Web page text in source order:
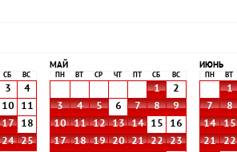
СБ ВС
3
4
10
11
17
18
24
25
МАЙ
ПН ВТ СР ЧТ СБ ВС
1
2
3
4 5 6 7 8
9
10
11 12 13 14 15
16
17
18 19 20 21 22
23
ИЮНЬ
ПН ВТ
1
7
8
14
15
21
22